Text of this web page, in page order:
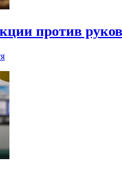
против